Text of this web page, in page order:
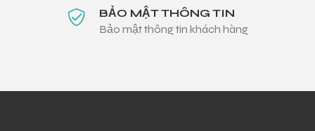
BẢO MẬT THÔNG TIN
Bảo mật thông tin khách hàng